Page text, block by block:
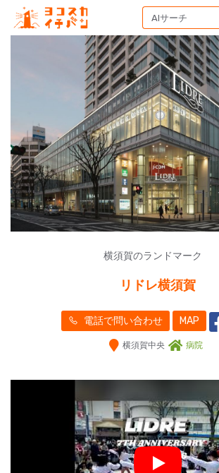
横須賀のランドマーク
リドレ横須賀
電話で問い合わせ MAP
横須賀中央 病院